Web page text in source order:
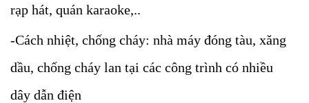
rạp hát, quán karaoke,..
-Cách nhiệt, chống cháy: nhà máy đóng tàu, xăng
dầu, chống cháy lan tại các công trình có nhiều
dây dẫn điện